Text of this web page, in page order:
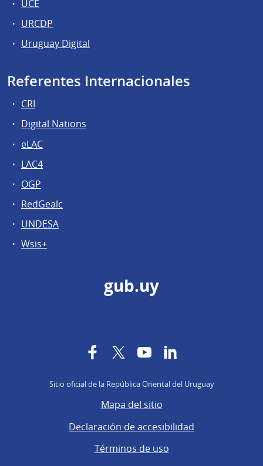
UCE
URCDP
Uruguay Digital
Referentes Internacionales
CRI
Digital Nations
eLAC
LAC4
OGP
RedGealc
UNDESA
Wsis+
gub.uy
FacebookTwitterYouTube
Sitio oficial de la República Oriental del Uruguay
Mapa del sitio
Declaración de accesibilidad
Términos de uso